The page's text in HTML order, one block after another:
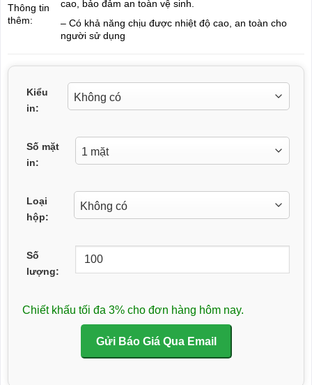
Thông tin
thêm:
cao, bảo đảm an toàn vệ sinh.
– Có khả năng chịu được nhiệt độ cao, an toàn cho
người sử dụng
Kiểu
in:
Số mặt
in:
Loại
hộp:
Số
lượng:
Chiết khấu tối đa 3% cho đơn hàng hôm nay.
Gửi Báo Giá Qua Email